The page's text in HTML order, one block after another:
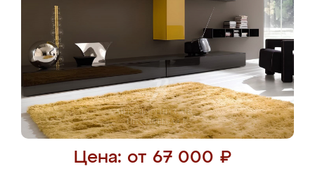
Цена: от 67 000 ₽